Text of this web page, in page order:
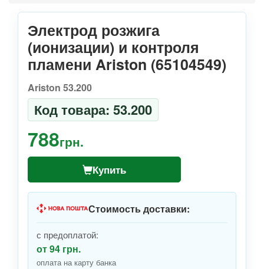
Электрод розжига
(ионизации) и контроля
пламени Ariston (65104549)
Ariston 53.200
Код товара: 53.200
788грн.
Купить
Стоимость доставки:
с предоплатой:
от 94 грн.
оплата на карту банка